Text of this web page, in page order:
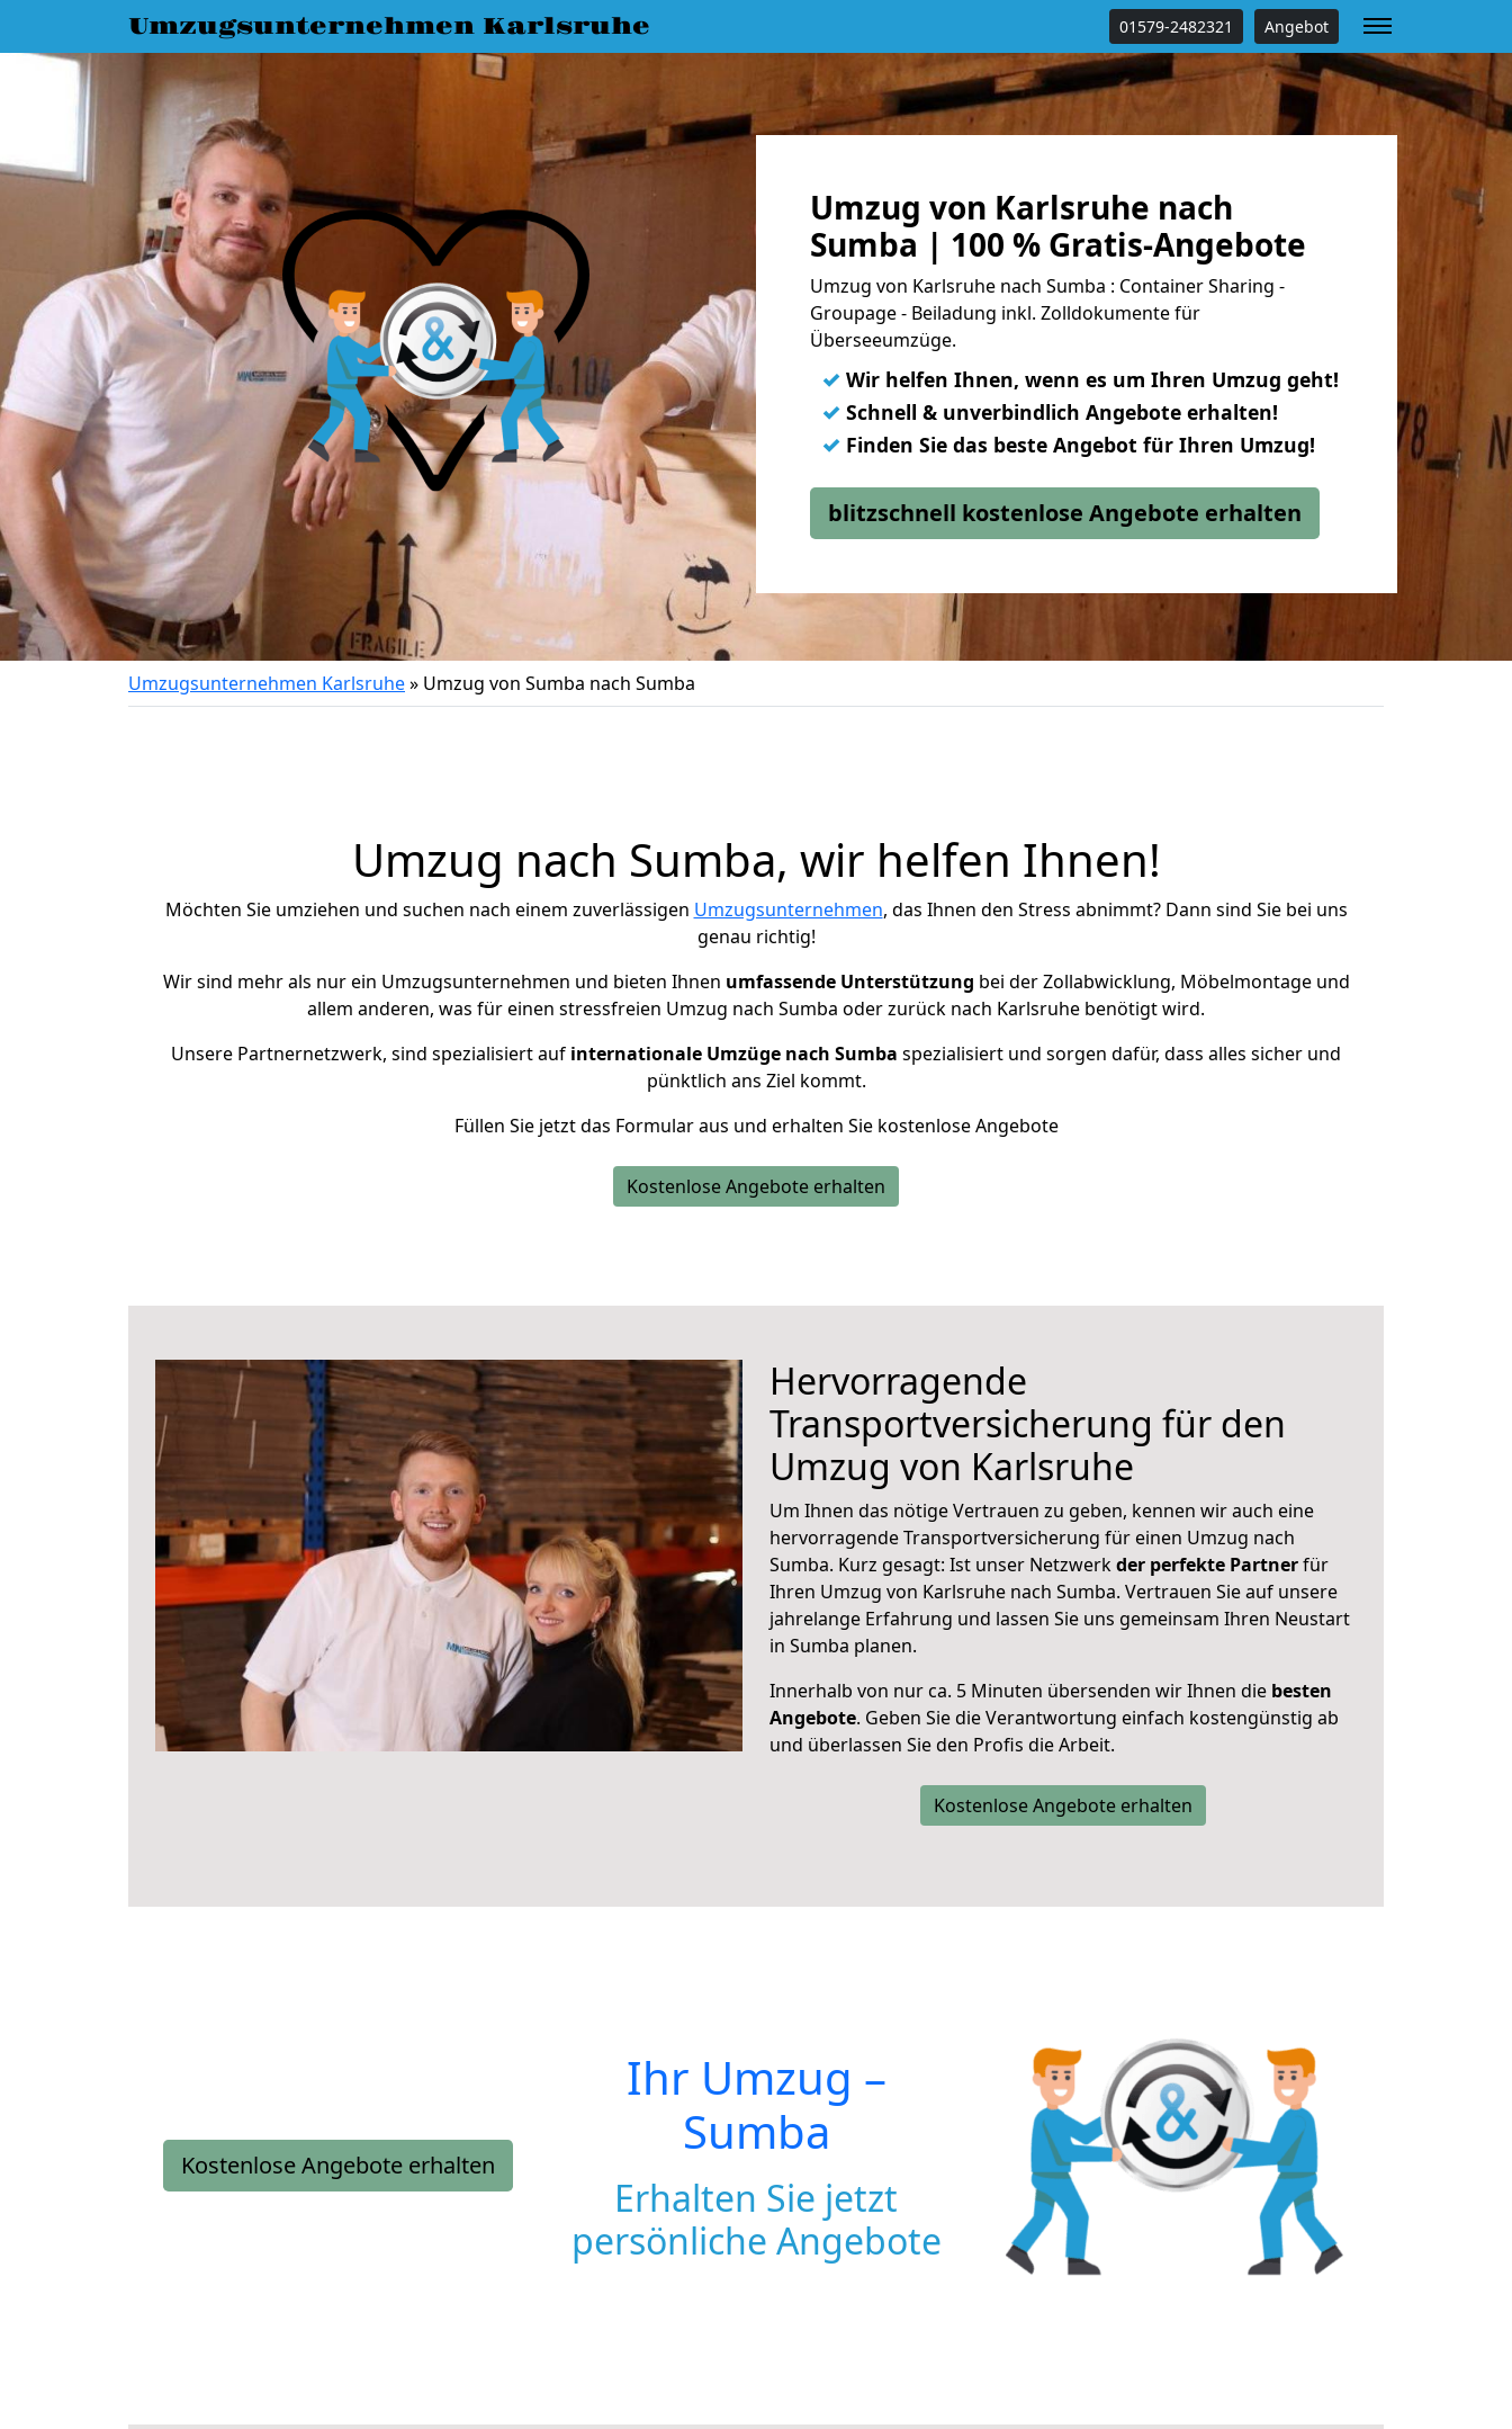
Umzugsunternehmen Karlsruhe 01579-2482321 Angebot
Umzug von Karlsruhe nach
Sumba | 100 % Gratis-Angebote
Umzug von Karlsruhe nach Sumba : Container Sharing -
Groupage - Beiladung inkl. Zolldokumente für
Überseeumzüge.
✓ Wir helfen Ihnen, wenn es um Ihren Umzug geht!
✓ Schnell & unverbindlich Angebote erhalten!
✓ Finden Sie das beste Angebot für Ihren Umzug!
blitzschnell kostenlose Angebote erhalten
Umzugsunternehmen Karlsruhe» Umzug von Sumba nach Sumba
Umzug nach Sumba, wir helfen Ihnen!
Möchten Sie umziehen und suchen nach einem zuverlässigen Umzugsunternehmen, das Ihnen den Stress abnimmt? Dann sind Sie bei uns
genau richtig!
Wir sind mehr als nur ein Umzugsunternehmen und bieten Ihnen umfassende Unterstützung bei der Zollabwicklung, Möbelmontage und
allem anderen, was für einen stressfreien Umzug nach Sumba oder zurück nach Karlsruhe benötigt wird.
Unsere Partnernetzwerk, sind spezialisiert auf internationale Umzüge nach Sumba spezialisiert und sorgen dafür, dass alles sicher und
pünktlich ans Ziel kommt.
Füllen Sie jetzt das Formular aus und erhalten Sie kostenlose Angebote
Kostenlose Angebote erhalten
Hervorragende
Transportversicherung für den
Umzug von Karlsruhe
Um Ihnen das nötige Vertrauen zu geben, kennen wir auch eine
hervorragende Transportversicherung für einen Umzug nach
Sumba. Kurz gesagt: Ist unser Netzwerkder perfekte Partnerfür
Ihren Umzug von Karlsruhe nach Sumba. Vertrauen Sie auf unsere
jahrelange Erfahrung und lassen Sie uns gemeinsam Ihren Neustart
in Sumba planen.
Innerhalb von nur ca. 5 Minuten übersenden wir Ihnen die besten
Angebote. Geben Sie die Verantwortung einfach kostengünstig ab
und überlassen Sie den Profis die Arbeit.
Kostenlose Angebote erhalten
Kostenlose Angebote erhalten
Ihr Umzug –
Sumba
Erhalten Sie jetzt
persönliche Angebote